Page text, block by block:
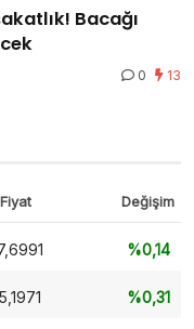
Bacağı
0 13
Fiyat Değişim
%0,14
%0,31